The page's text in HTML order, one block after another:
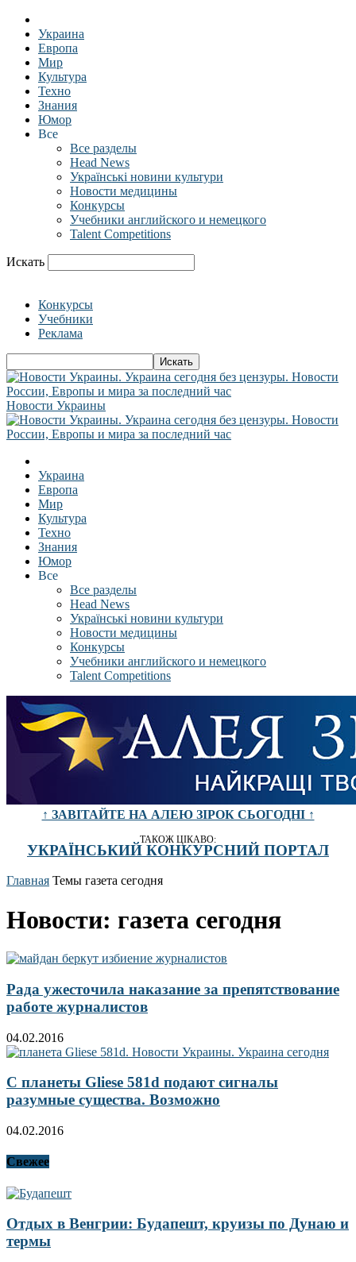
Украина
Европа
Мир
Культура
Техно
Знания
Юмор
Все
Все разделы
Head News
Українські новини культури
Новости медицины
Конкурсы
Учебники английского и немецкого
Talent Competitions
Искать
Конкурсы
Учебники
Реклама
Новости Украины
Украина
Европа
Мир
Культура
Техно
Знания
Юмор
Все
Все разделы
Head News
Українські новини культури
Новости медицины
Конкурсы
Учебники английского и немецкого
Talent Competitions
↑ ЗАВІТАЙТЕ НА АЛЕЮ ЗІРОК СЬОГОДНІ ↑
ТАКОЖ ЦІКАВО:
УКРАЇНСЬКИЙ КОНКУРСНИЙ ПОРТАЛ
Главная Темы газета сегодня
Новости: газета сегодня
Рада ужесточила наказание за препятствование
работе журналистов
04.02.2016
С планеты Gliese 581d подают сигналы
разумные существа. Возможно
04.02.2016
Свежее
Отдых в Венгрии: Будапешт, круизы по Дунаю и
термы